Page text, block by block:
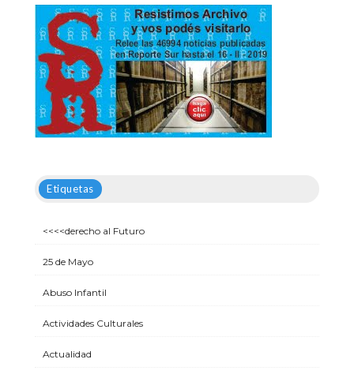
Etiquetas
<<<<derecho al Futuro
25 de Mayo
Abuso Infantil
Actividades Culturales
Actualidad